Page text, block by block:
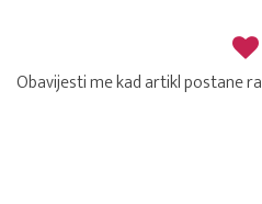
Obavijesti me kad artikl postane